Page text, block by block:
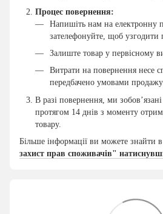
Процес повернення:
Напишіть нам на електронну
зателефонуйте, щоб узгодити
Залиште товар у первісному
Витрати на повернення несе
передбачено умовами
В разі повернення, ми
протягом 14 днів з моменту
товару.
Більше інформації ви можете знайти в
захист прав споживачів"